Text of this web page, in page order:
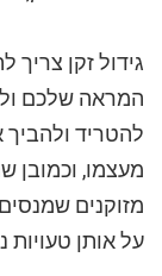
גידול זקן
המראה שלכם
להטריד
מעצמו, וכמובן
מזוקנים
על אותן טעויות